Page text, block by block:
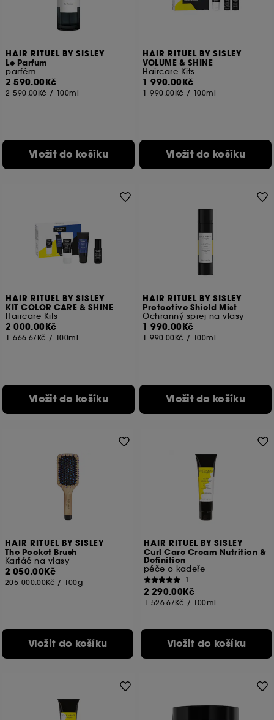
HAIR RITUEL BY SISLEY
Le Parfum
parfém
2 590.00Kč
2 590.00Kč / 100ml
Vložit do košíku
HAIR RITUEL BY SISLEY
VOLUME & SHINE
Haircare Kits
1 990.00Kč
1 990.00Kč / 100ml
Vložit do košíku
HAIR RITUEL BY SISLEY
KIT COLOR CARE & SHINE
Haircare Kits
2 000.00Kč
1 666.67Kč / 100ml
Vložit do košíku
HAIR RITUEL BY SISLEY
Protective Shield Mist
Ochranný sprej na vlasy
1 990.00Kč
1 990.00Kč / 100ml
Vložit do košíku
HAIR RITUEL BY SISLEY
The Pocket Brush
Kartáč na vlasy
2 050.00Kč
205 000.00Kč / 100g
Vložit do košíku
HAIR RITUEL BY SISLEY
Curl Care Cream Nutrition &
Definition
péče o kadeře
1
2 290.00Kč
1 526.67Kč / 100ml
Vložit do košíku